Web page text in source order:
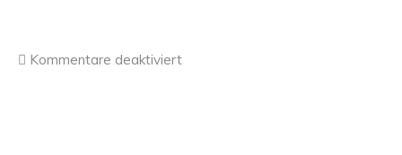
Kommentare deaktiviert